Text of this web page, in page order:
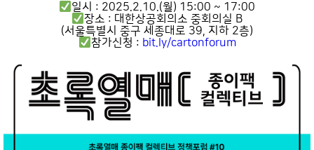
일시 : 2025.2.10.(월) 15:00 ~ 17:00
장소 : 대한상공회의소 중회의실 B
(서울특별시 중구 세종대로 39, 지하 2층)
참가신청 : bit.ly/cartonforum